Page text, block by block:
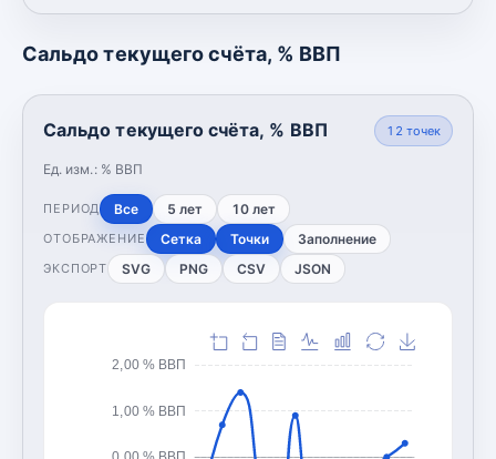
Сальдо текущего счёта, % ВВП
Сальдо текущего счёта, % ВВП
Ед. изм.: % ВВП
12 точек
ПЕРИОД Все 5 лет 10 лет
ОТОБРАЖЕНИЕ Сетка Точки Заполнение
ЭКСПОРТ SVG PNG CSV JSON
1,00 % ВВП
2,00 % ВВП